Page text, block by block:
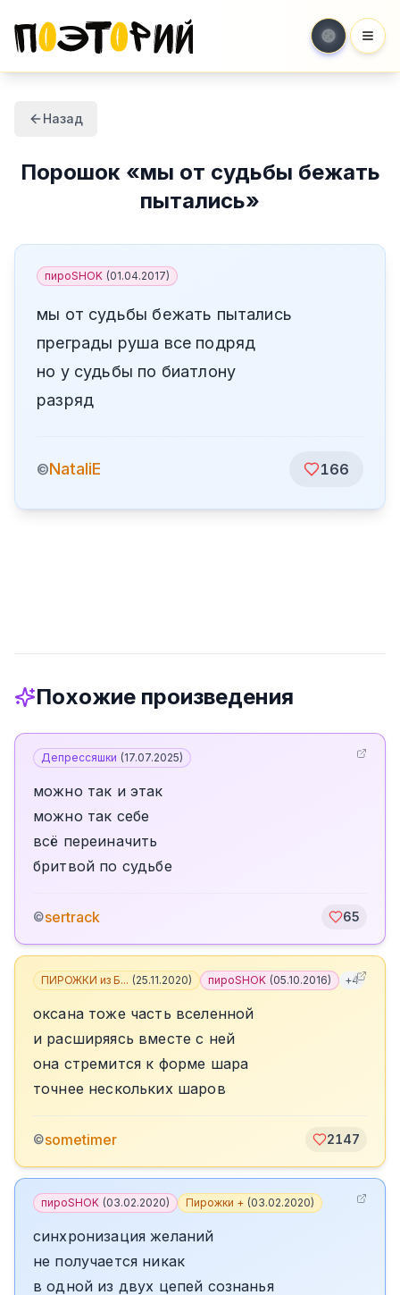
Назад
Порошок«мы от судьбы бежать
пытались»
пироSHOK (01.04.2017)
мы от судьбы бежать пытались
преграды руша все подряд
но у судьбы по биатлону
разряд
©NataliE 166
Похожие произведения
Депрессяшки (17.07.2025)
можно так и этак
можно так себе
всё переиначить
бритвой по судьбе
©sertrack 65
ПИРОЖКИ из Б... (25.11.2020) пироSHOK (05.10.2016) +4
оксана тоже часть вселенной
и расширяясь вместе с ней
она стремится к форме шара
точнее нескольких шаров
©sometimer 2147
пироSHOK (03.02.2020) Пирожки + (03.02.2020)
синхронизация желаний
не получается никак
в одной из двух цепей сознанья